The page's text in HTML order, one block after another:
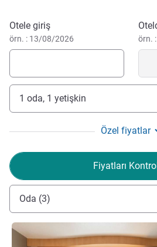
Beatriz Aguirre Otel Yönetimi
Bu otelde rezervasyon
Otele giriş
örn. : 13/08/2026 örn.
1 oda, 1 yetişkin
Özel fiyatlar
Fiyatları
Oda (3)
Ayrıntıları göster